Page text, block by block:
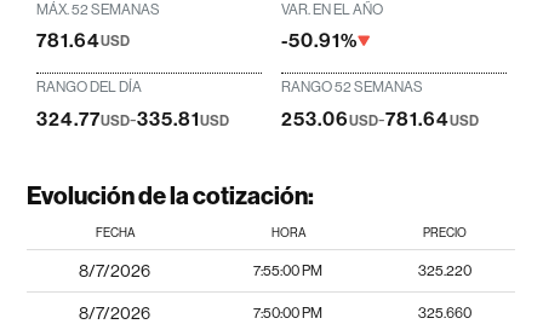
MÁX. 52 SEMANAS
781.64USD
VAR. EN EL AÑO
-50.91%
RANGO DEL DÍA
324.77USD-335.81USD
RANGO 52 SEMANAS
253.06USD-781.64USD
Evolución de la cotización:
FECHA HORA PRECIO
8/7/2026 7:55:00 PM 325.220
8/7/2026 7:50:00 PM 325.660